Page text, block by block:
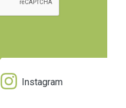
Instagram